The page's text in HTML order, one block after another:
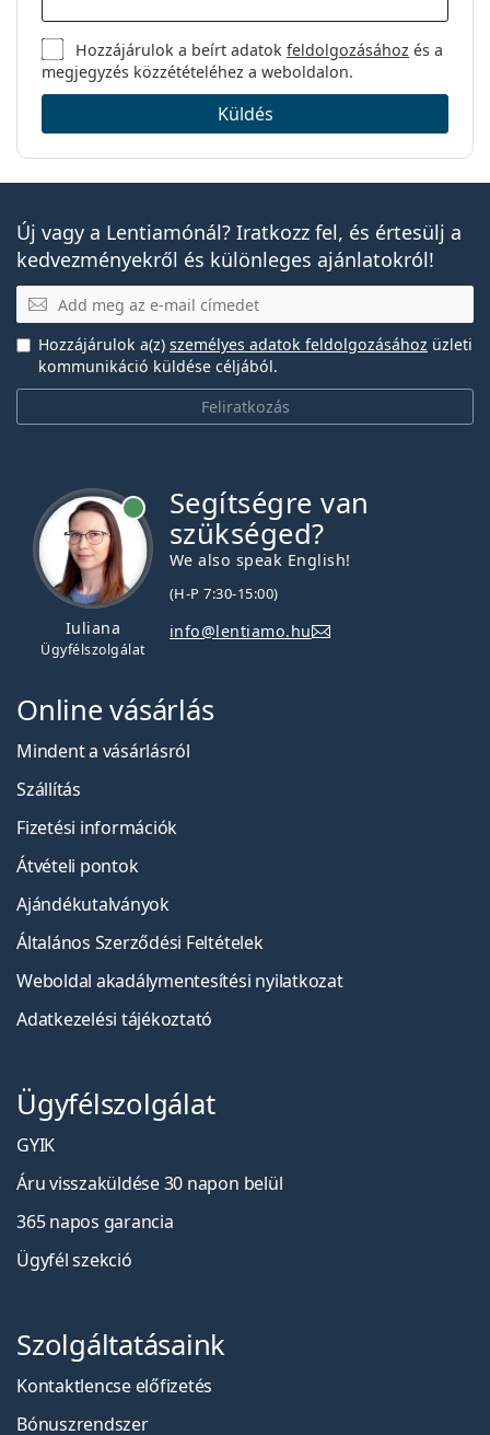
Hozzájárulok a beírt adatokfeldolgozásához és a
megjegyzés közzétételéhez a weboldalon.
Küldés
Új vagy a Lentiamónál? Iratkozz fel, és értesülj a
kedvezményekről és különleges ajánlatokról!
E-mail
Feliratkozás
Hozzájárulok a(z) személyes adatok feldolgozásához üzleti
kommunikáció küldése céljából.
Iuliana
Ügyfélszolgálat
Segítségre van
szükséged?
We also speak English!
(H-P 7:30-15:00)
info@lentiamo.hu
Online vásárlás
Mindent a vásárlásról
Szállítás
Fizetési információk
Átvételi pontok
Ajándékutalványok
Általános Szerződési Feltételek
Weboldal akadálymentesítési nyilatkozat
Adatkezelési tájékoztató
Ügyfélszolgálat
GYIK
Áru visszaküldése 30 napon belül
365 napos garancia
Ügyfél szekció
Szolgáltatásaink
Kontaktlencse előfizetés
Bónuszrendszer